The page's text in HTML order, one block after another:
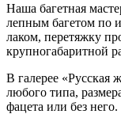
Наша багетная
лепным багетом по
лаком, перетяжку
крупногабаритной
В галерее «Русская
любого типа,
фацета или без него.